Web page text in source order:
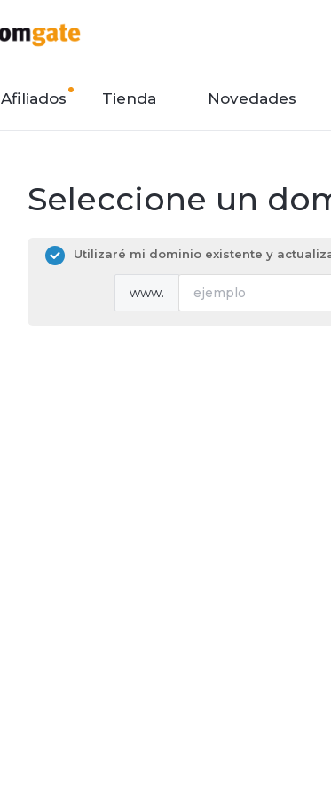
Afiliados Tienda Novedades
Seleccione un
Utilizaré mi dominio existente y
www.